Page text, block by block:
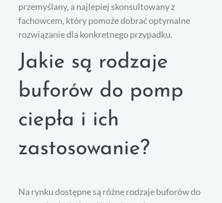
przemyślany, a najlepiej skonsultowany z
fachowcem, który pomoże dobrać optymalne
rozwiązanie dla konkretnego przypadku.
Jakie są rodzaje
buforów do pomp
ciepła i ich
zastosowanie?
Na rynku dostępne są różne rodzaje buforów do